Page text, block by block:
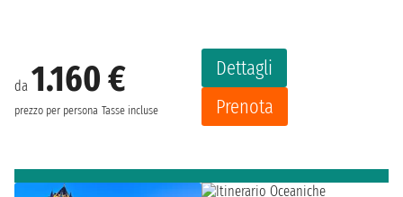
da 1.160 €
prezzo per persona Tasse incluse
Dettagli
Prenota